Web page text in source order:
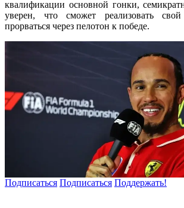
квалификации основной гонки,
уверен, что сможет реализовать
прорваться через пелотон к победе.
Подписаться Подписаться Поддержать!